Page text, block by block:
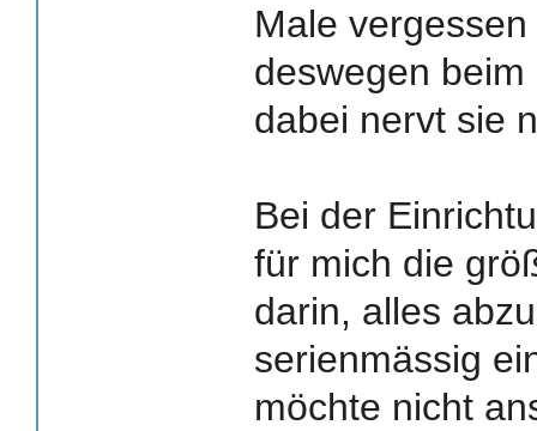
Male
deswegen
dabei nervt sie
Bei der
für mich die
darin, alles
serienmässig
möchte nicht